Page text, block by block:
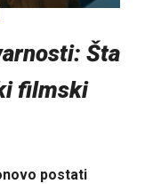
Šta
filmski
postati